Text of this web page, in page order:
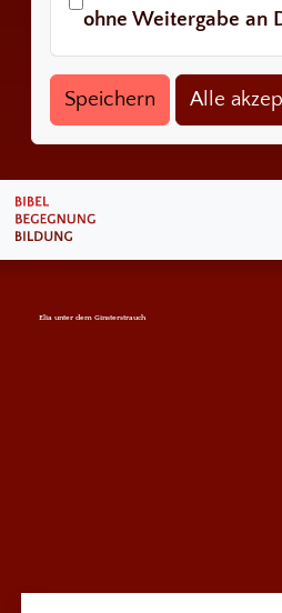
ohne Weitergabe an
Elia unter dem Ginsterstrauch